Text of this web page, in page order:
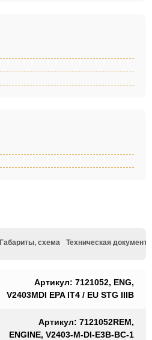
Габариты, схема Техническая
Артикул: 7121052, ENG,
V2403MDI EPA IT4 / EU STG IIIB
Артикул: 7121052REM,
ENGINE, V2403-M-DI-E3B-BC-1